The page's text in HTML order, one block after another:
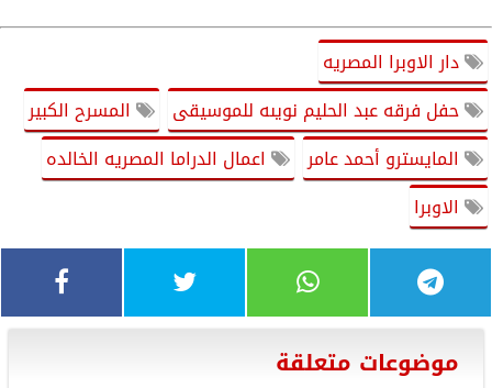
دار الاوبرا المصريه
حفل فرقه عبد الحليم نويىه للموسيقى
المسرح الكبير
المايسترو أحمد عامر
اعمال الدراما المصريه الخالده
الاوبرا
موضوعات متعلقة